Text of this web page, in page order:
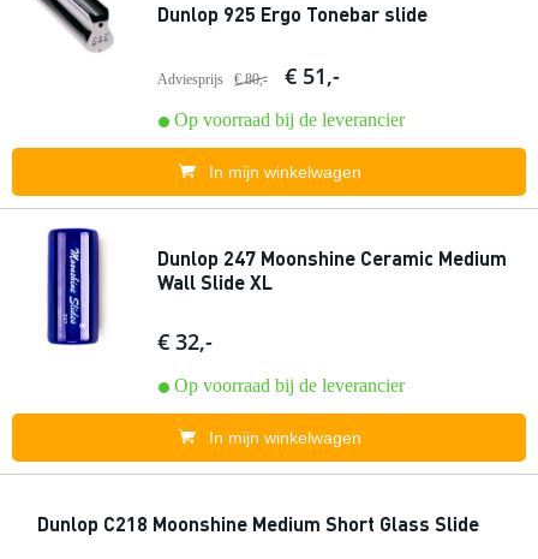
Dunlop 925 Ergo Tonebar slide
Adviesprijs € 80,- € 51,-
Op voorraad bij de leverancier
In mijn winkelwagen
Dunlop 247 Moonshine Ceramic Medium
Wall Slide XL
€ 32,-
Op voorraad bij de leverancier
In mijn winkelwagen
Dunlop C218 Moonshine Medium Short Glass Slide